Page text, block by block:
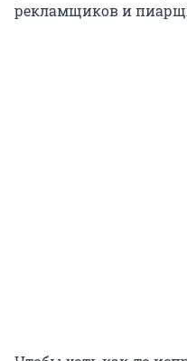
рекламщиков и